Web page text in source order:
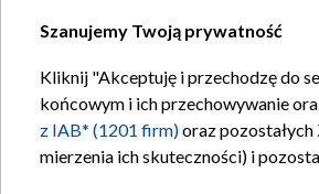
Szanujemy Twoją prywatność
Kliknij "Akceptuję i przechodzę do
końcowym i ich przechowywanie
z IAB* (1201 firm)oraz pozostałych
mierzenia ich skuteczności) i